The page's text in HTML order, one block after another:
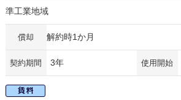
準工業地域
償却 解約時1か月
契約期間 3年 使用開始